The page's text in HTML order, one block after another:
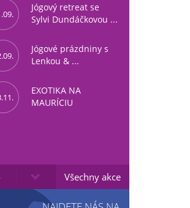
Jógový retreat se
Sylvi Dundáčkovou ...
Jógové prázdniny s
Lenkou & ...
EXOTIKA NA
MAURÍCIU
Všechny akce